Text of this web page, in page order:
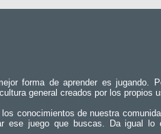
forma de aprender es jugando.
general creados por los propios
conocimientos de nuestra
ese juego que buscas. Da igual lo